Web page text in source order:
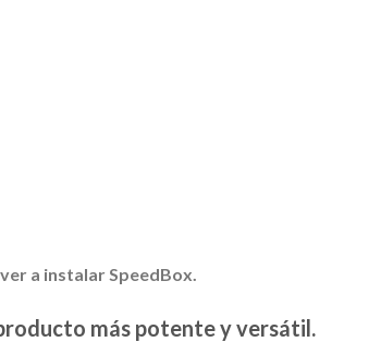
a instalar SpeedBox.
más potente y versátil.